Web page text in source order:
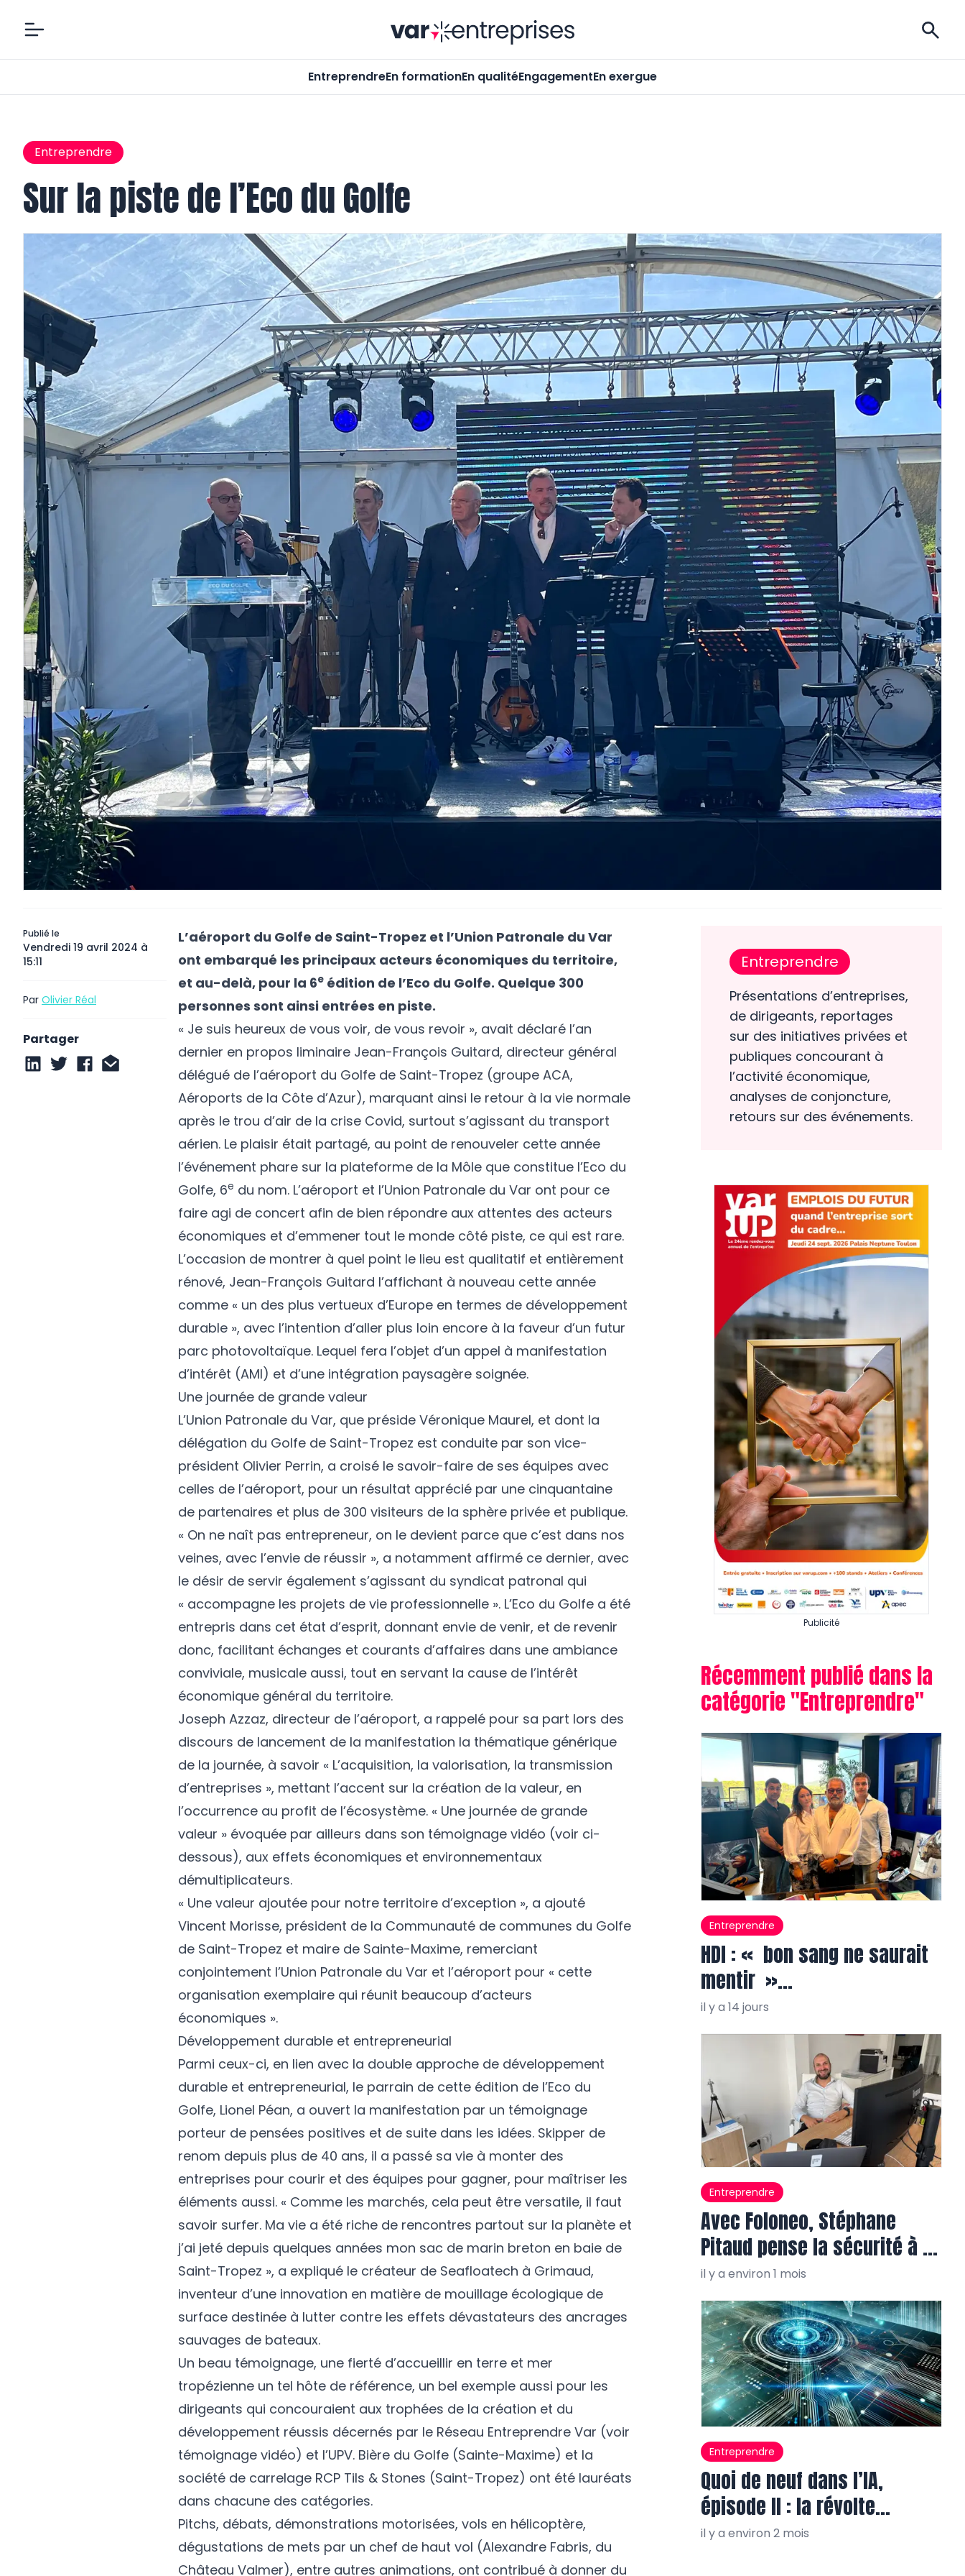
Var-Entreprises
EntreprendreEn formationEn qualitéEngagementEn exergue
Entreprendre
Sur la piste de l’Eco du Golfe
Publié le
Vendredi 19 avril 2024 à
15:11
Par Olivier Réal
Partager
L’aéroport du Golfe de Saint-Tropez et l’Union Patronale du Var
ont embarqué les principaux acteurs économiques du territoire,
et au-delà, pour la 6e édition de l’Eco du Golfe. Quelque 300
personnes sont ainsi entrées en piste.
« Je suis heureux de vous voir, de vous revoir », avait déclaré l’an
dernier en propos liminaire Jean-François Guitard, directeur général
délégué de l’aéroport du Golfe de Saint-Tropez (groupe ACA,
Aéroports de la Côte d’Azur), marquant ainsi le retour à la vie normale
après le trou d’air de la crise Covid, surtout s’agissant du transport
aérien. Le plaisir était partagé, au point de renouveler cette année
l’événement phare sur la plateforme de la Môle que constitue l’Eco du
Golfe, 6e du nom. L’aéroport et l’Union Patronale du Var ont pour ce
faire agi de concert afin de bien répondre aux attentes des acteurs
économiques et d’emmener tout le monde côté piste, ce qui est rare.
L’occasion de montrer à quel point le lieu est qualitatif et entièrement
rénové, Jean-François Guitard l’affichant à nouveau cette année
comme « un des plus vertueux d’Europe en termes de développement
durable », avec l’intention d’aller plus loin encore à la faveur d’un futur
parc photovoltaïque. Lequel fera l’objet d’un appel à manifestation
d’intérêt (AMI) et d’une intégration paysagère soignée.
Une journée de grande valeur
L’Union Patronale du Var, que préside Véronique Maurel, et dont la
délégation du Golfe de Saint-Tropez est conduite par son vice-
président Olivier Perrin, a croisé le savoir-faire de ses équipes avec
celles de l’aéroport, pour un résultat apprécié par une cinquantaine
de partenaires et plus de 300 visiteurs de la sphère privée et publique.
« On ne naît pas entrepreneur, on le devient parce que c’est dans nos
veines, avec l’envie de réussir », a notamment affirmé ce dernier, avec
le désir de servir également s’agissant du syndicat patronal qui
« accompagne les projets de vie professionnelle ». L’Eco du Golfe a été
entrepris dans cet état d’esprit, donnant envie de venir, et de revenir
donc, facilitant échanges et courants d’affaires dans une ambiance
conviviale, musicale aussi, tout en servant la cause de l’intérêt
économique général du territoire.
Joseph Azzaz, directeur de l’aéroport, a rappelé pour sa part lors des
discours de lancement de la manifestation la thématique générique
de la journée, à savoir « L’acquisition, la valorisation, la transmission
d’entreprises », mettant l’accent sur la création de la valeur, en
l’occurrence au profit de l’écosystème. « Une journée de grande
valeur » évoquée par ailleurs dans son témoignage vidéo (voir ci-
dessous), aux effets économiques et environnementaux
démultiplicateurs.
« Une valeur ajoutée pour notre territoire d’exception », a ajouté
Vincent Morisse, président de la Communauté de communes du Golfe
de Saint-Tropez et maire de Sainte-Maxime, remerciant
conjointement l’Union Patronale du Var et l’aéroport pour « cette
organisation exemplaire qui réunit beaucoup d’acteurs
économiques ».
Développement durable et entrepreneurial
Parmi ceux-ci, en lien avec la double approche de développement
durable et entrepreneurial, le parrain de cette édition de l’Eco du
Golfe, Lionel Péan, a ouvert la manifestation par un témoignage
porteur de pensées positives et de suite dans les idées. Skipper de
renom depuis plus de 40 ans, il a passé sa vie à monter des
entreprises pour courir et des équipes pour gagner, pour maîtriser les
éléments aussi. « Comme les marchés, cela peut être versatile, il faut
savoir surfer. Ma vie a été riche de rencontres partout sur la planète et
j’ai jeté depuis quelques années mon sac de marin breton en baie de
Saint-Tropez », a expliqué le créateur de Seafloatech à Grimaud,
inventeur d’une innovation en matière de mouillage écologique de
surface destinée à lutter contre les effets dévastateurs des ancrages
sauvages de bateaux.
Un beau témoignage, une fierté d’accueillir en terre et mer
tropézienne un tel hôte de référence, un bel exemple aussi pour les
dirigeants qui concouraient aux trophées de la création et du
développement réussis décernés par le Réseau Entreprendre Var (voir
témoignage vidéo) et l’UPV. Bière du Golfe (Sainte-Maxime) et la
société de carrelage RCP Tils & Stones (Saint-Tropez) ont été lauréats
dans chacune des catégories.
Pitchs, débats, démonstrations motorisées, vols en hélicoptère,
dégustations de mets par un chef de haut vol (Alexandre Fabris, du
Château Valmer), entre autres animations, ont contribué à donner du
Entreprendre
Présentations d’entreprises,
de dirigeants, reportages
sur des initiatives privées et
publiques concourant à
l’activité économique,
analyses de conjoncture,
retours sur des événements.
Publicité
Récemment publié dans la
catégorie "Entreprendre"
Entreprendre
HDI : « bon sang ne saurait
mentir »…
il y a 14 jours
Entreprendre
Avec Foloneo, Stéphane
Pitaud pense la sécurité à la
source
il y a environ 1 mois
Entreprendre
Quoi de neuf dans l’IA,
épisode II : la révolte
industrielle
il y a environ 2 mois